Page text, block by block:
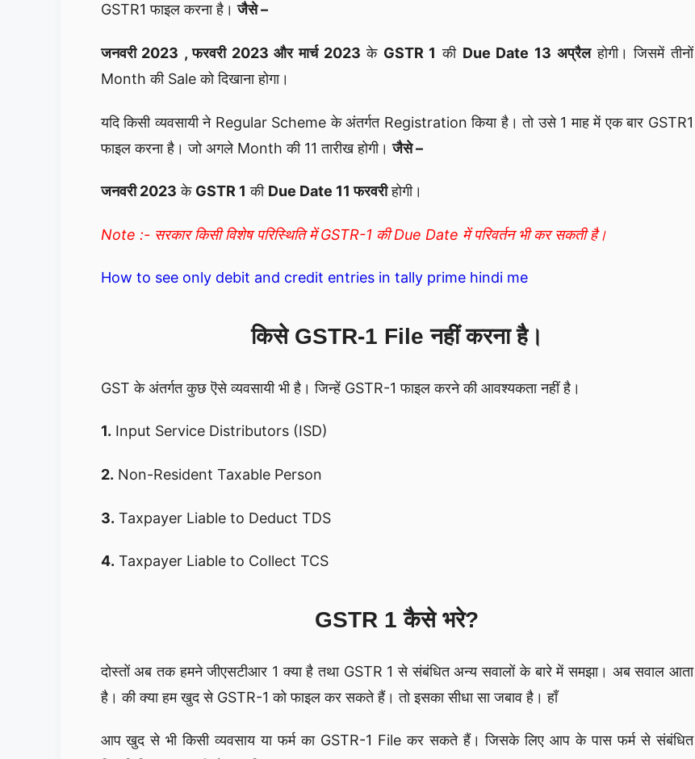
GSTR1 फाइल करना है।जैसे –
जनवरी 2023 , फरवरी 2023 और मार्च 2023 के GSTR 1 की Due Date 13 अप्रैलहोगी। जिसमें तीनों
Month की Sale को दिखाना होगा।
यदि किसी व्यवसायी ने Regular Scheme के अंतर्गत Registration किया है। तो उसे 1 माह में एक बार GSTR1
फाइल करना है। जो अगले Month की 11 तारीख होगी।जैसे –
जनवरी 2023 के GSTR 1 की Due Date 11 फरवरीहोगी।
Note :- सरकार किसी विशेष परिस्थिति में GSTR-1 की Due Date में परिवर्तन भी कर सकती है।
How to see only debit and credit entries in tally prime hindi me
किसे GSTR-1 File नहीं करना है।
GST के अंतर्गत कुछ ऎसे व्यवसायी भी है। जिन्हें GSTR-1 फाइल करने की आवश्यकता नहीं है।
1. Input Service Distributors (ISD)
2. Non-Resident Taxable Person
3. Taxpayer Liable to Deduct TDS
4. Taxpayer Liable to Collect TCS
GSTR 1 कैसे भरे?
दोस्तों अब तक हमने जीएसटीआर 1 क्या है तथा GSTR 1 से संबंधित अन्य सवालों के बारे में समझा। अब सवाल आता
है। की क्या हम खुद से GSTR-1 को फाइल कर सकते हैं। तो इसका सीधा सा जबाव है। हाँ
आप खुद से भी किसी व्यवसाय या फर्म का GSTR-1 File कर सकते हैं। जिसके लिए आप के पास फर्म से संबंधित